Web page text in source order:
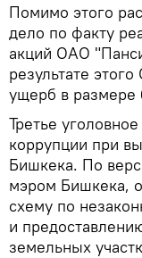
Помимо этого
дело по факту
акций ОАО
результате
ущерб в размере
Третье
коррупции при
Бишкека. По
мэром Бишкека,
схему по
и
земельных